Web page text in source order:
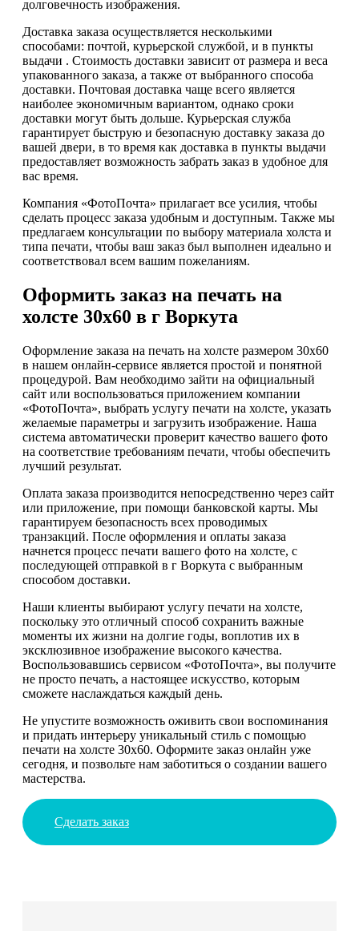
долговечность изображения.
Доставка заказа осуществляется несколькими
способами: почтой, курьерской службой, и в пункты
выдачи . Стоимость доставки зависит от размера и веса
упакованного заказа, а также от выбранного способа
доставки. Почтовая доставка чаще всего является
наиболее экономичным вариантом, однако сроки
доставки могут быть дольше. Курьерская служба
гарантирует быструю и безопасную доставку заказа до
вашей двери, в то время как доставка в пункты выдачи
предоставляет возможность забрать заказ в удобное для
вас время.
Компания «ФотоПочта» прилагает все усилия, чтобы
сделать процесс заказа удобным и доступным. Также мы
предлагаем консультации по выбору материала холста и
типа печати, чтобы ваш заказ был выполнен идеально и
соответствовал всем вашим пожеланиям.
Оформить заказ на печать на
холсте 30х60 в г Воркута
Оформление заказа на печать на холсте размером 30х60
в нашем онлайн-сервисе является простой и понятной
процедурой. Вам необходимо зайти на официальный
сайт или воспользоваться приложением компании
«ФотоПочта», выбрать услугу печати на холсте, указать
желаемые параметры и загрузить изображение. Наша
система автоматически проверит качество вашего фото
на соответствие требованиям печати, чтобы обеспечить
лучший результат.
Оплата заказа производится непосредственно через сайт
или приложение, при помощи банковской карты. Мы
гарантируем безопасность всех проводимых
транзакций. После оформления и оплаты заказа
начнется процесс печати вашего фото на холсте, с
последующей отправкой в г Воркута с выбранным
способом доставки.
Наши клиенты выбирают услугу печати на холсте,
поскольку это отличный способ сохранить важные
моменты их жизни на долгие годы, воплотив их в
эксклюзивное изображение высокого качества.
Воспользовавшись сервисом «ФотоПочта», вы получите
не просто печать, а настоящее искусство, которым
сможете наслаждаться каждый день.
Не упустите возможность оживить свои воспоминания
и придать интерьеру уникальный стиль с помощью
печати на холсте 30х60. Оформите заказ онлайн уже
сегодня, и позвольте нам заботиться о создании вашего
мастерства.
Сделать заказ